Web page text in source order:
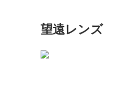
望遠レンズ